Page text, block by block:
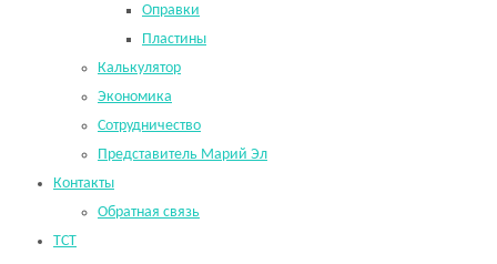
Оправки
Пластины
Калькулятор
Экономика
Сотрудничество
Представитель Марий Эл
Контакты
Обратная связь
TCT